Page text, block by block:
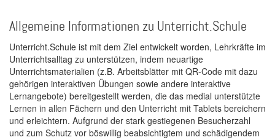
Allgemeine Informationen zu Unterricht.Schule
Unterricht.Schule ist mit dem Ziel entwickelt worden, Lehrkräfte im
Unterrichtsalltag zu unterstützen, indem neuartige
Unterrichtsmaterialien (z.B. Arbeitsblätter mit QR-Code mit dazu
gehörigen interaktiven Übungen sowie andere interaktive
Lernangebote) bereitgestellt werden, die das medial unterstützte
Lernen in allen Fächern und den Unterricht mit Tablets bereichern
und erleichtern. Aufgrund der stark gestiegenen Besucherzahl
und zum Schutz vor böswillig beabsichtigtem und schädigendem